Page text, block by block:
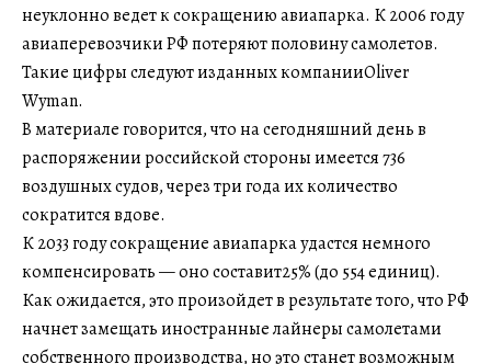
неуклонно ведет к сокращению авиапарка. К 2006 году
авиаперевозчики РФ потеряют половину самолетов.
Такие цифры следуют изданных компанииOliver
Wyman.
В материале говорится, что на сегодняшний день в
распоряжении российской стороны имеется 736
воздушных судов, через три года их количество
сократится вдове.
К 2033 году сокращение авиапарка удастся немного
компенсировать — оно составит25% (до 554 единиц).
Как ожидается, это произойдет в результате того, что РФ
начнет замещать иностранные лайнеры самолетами
собственного производства, но это станет возможным